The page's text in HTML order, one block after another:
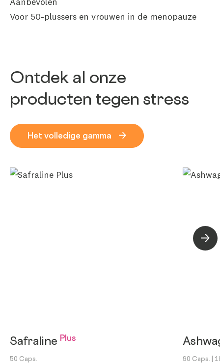
Voor 50-plussers en vrouwen in de menopauze
Ontdek al onze
producten tegen stress
Het volledige gamma
Safraline Plus
50 Caps. 90 Caps. |